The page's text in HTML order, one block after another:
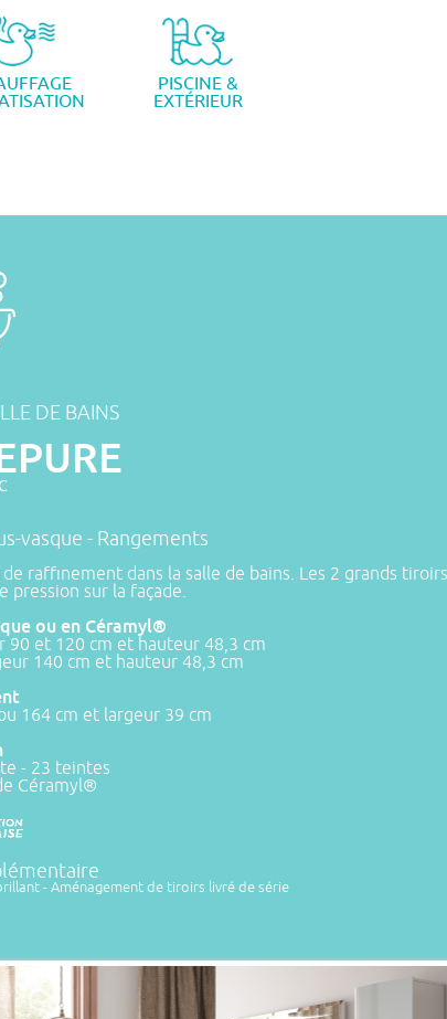
PISCINE &
EXTÉRIEUR
DE BAINS
vasque - Rangements
raffinement dans la salle de bains. Les 2 grands
pression sur la façade.
ou en Céramyl®
90 et 120 cm et hauteur 48,3 cm
140 cm et hauteur 48,3 cm
164 cm et largeur 39 cm
- 23 teintes
Céramyl®
- Aménagement de tiroirs livré de série